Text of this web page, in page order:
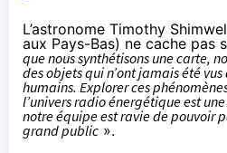
L’astronome Timothy
aux Pays-Bas) ne cache pas
que nous synthétisons une carte,
des objets qui n’ont jamais été
humains. Explorer ces
l’univers radio énergétique est
notre équipe est ravie de pouvoir
grand public ».